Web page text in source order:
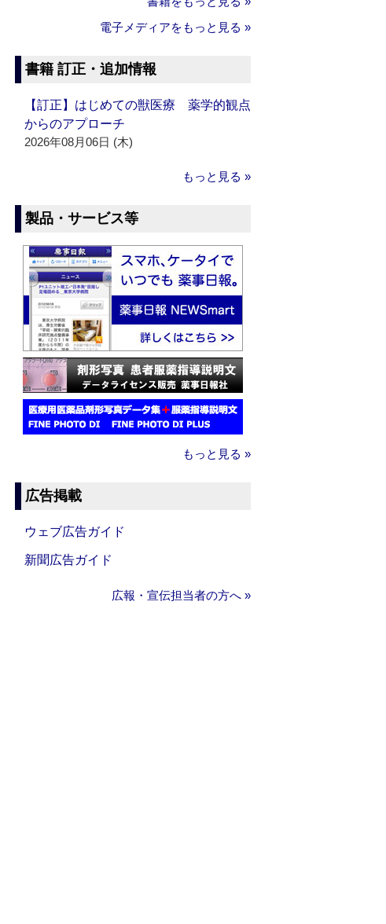
電子メディアをもっと見る »
書籍 訂正・追加情報
【訂正】はじめての獣医療 薬学的観点
からのアプローチ
2026年08月06日 (木)
もっと見る »
製品・サービス等
もっと見る »
広告掲載
ウェブ広告ガイド
新聞広告ガイド
広報・宣伝担当者の方へ »